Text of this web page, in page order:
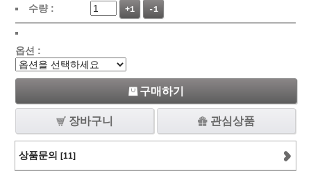
수량 :
+1 -1
옵션 :
구매하기
장바구니 관심상품
상품문의 [11]